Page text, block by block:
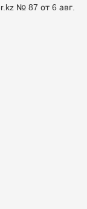
№ 87 от 6 авг.